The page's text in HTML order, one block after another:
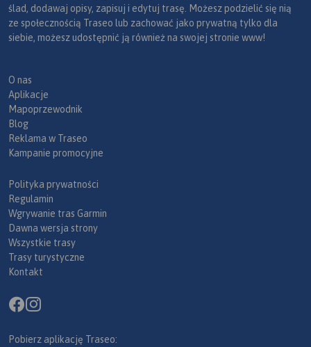
ślad, dodawaj opisy, zapisuj i edytuj trasę. Możesz podzielić się nią
ze społecznością Traseo lub zachować jako prywatną tylko dla
siebie, możesz udostępnić ją również na swojej stronie www!
O nas
Aplikacje
Mapoprzewodnik
Blog
Reklama w Traseo
Kampanie promocyjne
Polityka prywatności
Regulamin
Wgrywanie tras Garmin
Dawna wersja strony
Wszystkie trasy
Trasy turystyczne
Kontakt
Pobierz aplikację Traseo: